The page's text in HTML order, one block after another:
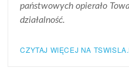
państwowych opierało
działalność.
CZYTAJ WIĘCEJ NA